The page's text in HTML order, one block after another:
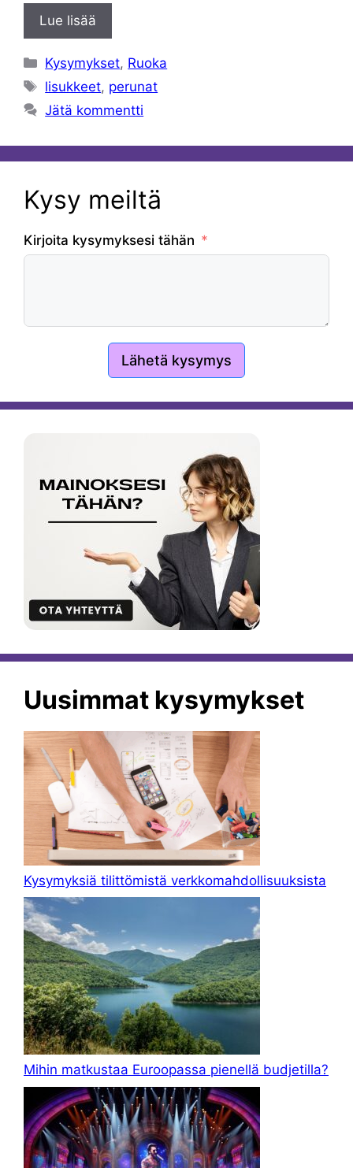
Lue lisää
Kategoriat
Kysymykset, Ruoka
Avainsanat
lisukkeet, perunat
Jätä kommentti
Kysy meiltä
Kirjoita kysymyksesi tähän
Lähetä kysymys
Uusimmat kysymykset
Kysymyksiä tilittömistä verkkomahdollisuuksista
Mihin matkustaa Euroopassa pienellä budjetilla?